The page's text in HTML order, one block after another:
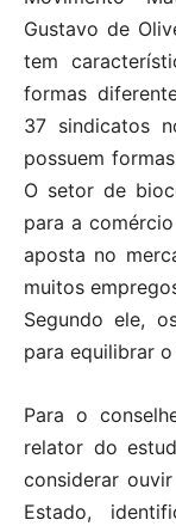
Gustavo de
tem
formas
37 sindicatos
possuem
O setor de
para a
aposta no
muitos
Segundo ele,
para equilibrar
Para o
relator do
considerar
Estado,